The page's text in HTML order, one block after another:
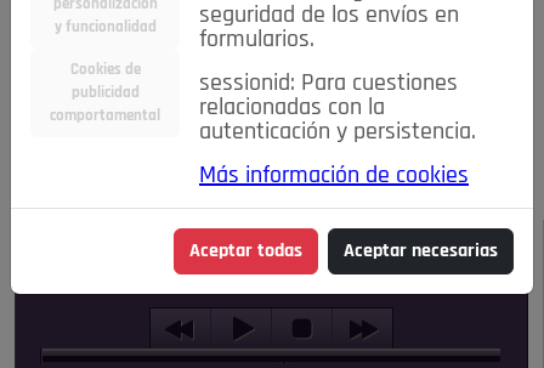
#TePrestoMisOjos Caridad
Ciencia&Tecnología
Economía
Entretenimiento
Estilo de Vida
Internacional
Madrid Opinión IN
Pozuelo de Alarcón
Salud 🔴 En Directo
NOTICIAS
Escucha el audio de esta noticia:
personalización
y funcionalidad
Cookies de
publicidad
comportamental
seguridad de los envíos en
formularios.
sessionid: Para cuestiones
relacionadas con la
autenticación y persistencia.
Más información de cookies
Aceptar todas Aceptar necesarias